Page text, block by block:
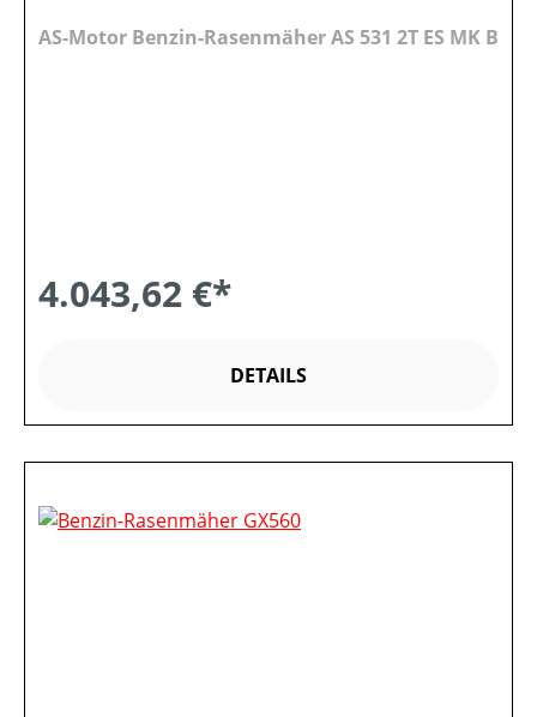
AS-Motor Benzin-Rasenmäher AS 531 2T ES MK B
4.043,62 €*
DETAILS